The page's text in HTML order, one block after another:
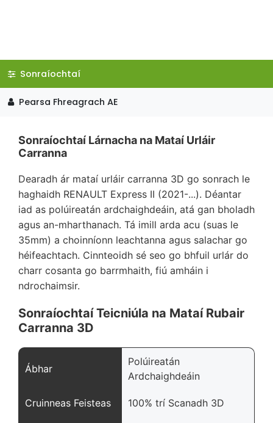
Sonraíochtaí
Pearsa Fhreagrach AE
Sonraíochtaí Lárnacha na Mataí Urláir
Carranna
Dearadh ár mataí urláir carranna 3D go sonrach le
haghaidh RENAULT Express II (2021-...). Déantar
iad as polúireatán ardchaighdeáin, atá gan bholadh
agus an-mharthanach. Tá imill arda acu (suas le
35mm) a choinníonn leachtanna agus salachar go
héifeachtach. Cinnteoidh sé seo go bhfuil urlár do
charr cosanta go barrmhaith, fiú amháin i
ndrochaimsir.
Sonraíochtaí Teicniúla na Mataí Rubair
Carranna 3D
Ábhar
Polúireatán
Ardchaighdeáin
Cruinneas Feisteas 100% trí Scanadh 3D